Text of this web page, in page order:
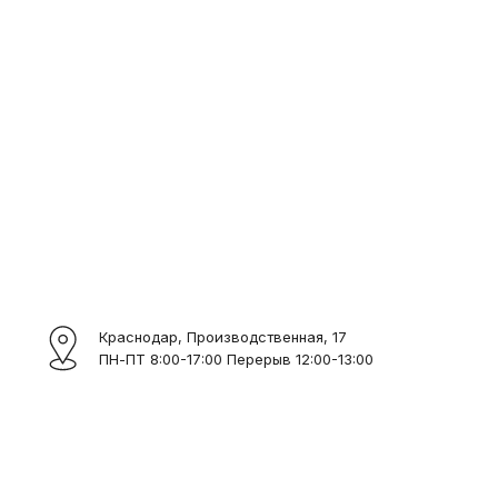
Краснодар, Производственная, 17
ПН-ПТ 8:00-17:00 Перерыв 12:00-13:00